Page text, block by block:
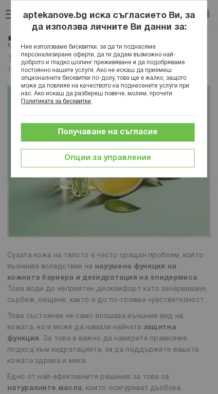
към
съдържанието
Вход
15 от най-добрите масла за суха кожа на тялото
15 от най-добрите масла за суха кожа на
тялото
Сухата кожа на тялото е често срещан проблем, който
възниква вследствие на
нарушена функция на
кожната бариера и дехидратация на епидермиса.
Това води до неприятен дискомфорт като зачервяване,
сърбеж, лющене, както и до по-голяма чувствителност.
Това състояние не само влошава външния вид на
кожата, но и може да намали нейната защитна
функция . За това е важно да намерите правилния
подход към хидратацията, за да поддържате вашата
кожата здрава и мека.
Едно от най-ефективните решения за това са
натуралните масла, които осигуряват дълбока
aptekanove.bg иска съгласието Ви, за
да използва личните Ви данни за:
Ние използваме бисквитки, за да ти поднасяме
персонализирани оферти, да ти дадем възможно най-
доброто и гладко шопинг преживяване и да подобряваме
постоянно нашите услуги. Ако не искаш да приемеш
опционалните бисквитки по-долу, това ще е жалко, защото
може да повлияе на качеството на поднесените услуги при
нас. Ако искаш да разбереш повече, молим, прочети
Политиката за бисквитки
Опции за управление
Получаване на съгласие